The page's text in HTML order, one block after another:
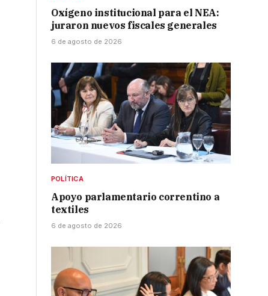
Oxígeno institucional para el NEA:
juraron nuevos fiscales generales
6 de agosto de 2026
POLÍTICA
Apoyo parlamentario correntino a
textiles
6 de agosto de 2026